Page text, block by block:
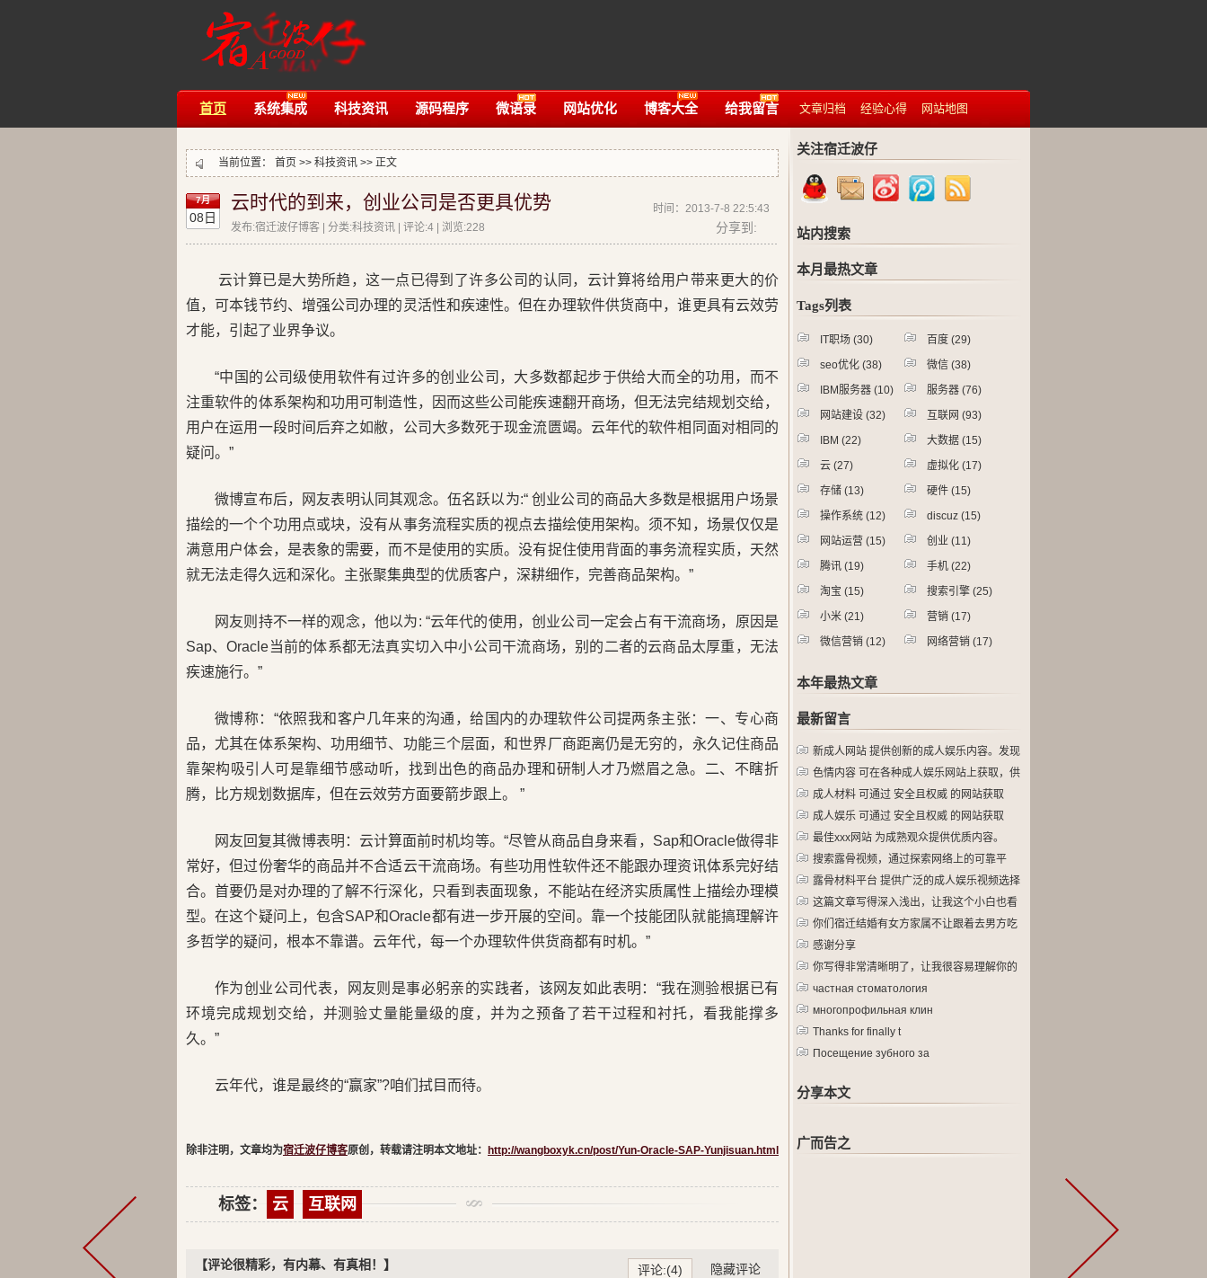
首页 系统集成 科技资讯 源码程序 微语录 网站优化 博客大全 给我留言 文章归档 经验心得 网站地图
当前位置： 首页 >> 科技资讯 >> 正文
7月
08日
时间：2013-7-8 22:5:43
云时代的到来，创业公司是否更具优势
发布:宿迁波仔博客 | 分类:科技资讯 | 评论:4 | 浏览:228 分享到:
云计算已是大势所趋，这一点已得到了许多公司的认同，云计算将给用户带来更大的价
值，可本钱节约、增强公司办理的灵活性和疾速性。但在办理软件供货商中，谁更具有云效劳
才能，引起了业界争议。
“中国的公司级使用软件有过许多的创业公司，大多数都起步于供给大而全的功用，而不
注重软件的体系架构和功用可制造性，因而这些公司能疾速翻开商场，但无法完结规划交给，
用户在运用一段时间后弃之如敝，公司大多数死于现金流匮竭。云年代的软件相同面对相同的
疑问。”
微博宣布后，网友表明认同其观念。伍名跃以为:“ 创业公司的商品大多数是根据用户场景
描绘的一个个功用点或块，没有从事务流程实质的视点去描绘使用架构。须不知，场景仅仅是
满意用户体会，是表象的需要，而不是使用的实质。没有捉住使用背面的事务流程实质，天然
就无法走得久远和深化。主张聚集典型的优质客户，深耕细作，完善商品架构。”
网友则持不一样的观念，他以为: “云年代的使用，创业公司一定会占有干流商场，原因是
Sap、Oracle当前的体系都无法真实切入中小公司干流商场，别的二者的云商品太厚重，无法
疾速施行。”
微博称：“依照我和客户几年来的沟通，给国内的办理软件公司提两条主张：一、专心商
品，尤其在体系架构、功用细节、功能三个层面，和世界厂商距离仍是无穷的，永久记住商品
靠架构吸引人可是靠细节感动听，找到出色的商品办理和研制人才乃燃眉之急。二、不瞎折
腾，比方规划数据库，但在云效劳方面要箭步跟上。 ”
网友回复其微博表明：云计算面前时机均等。“尽管从商品自身来看，Sap和Oracle做得非
常好，但过份奢华的商品并不合适云干流商场。有些功用性软件还不能跟办理资讯体系完好结
合。首要仍是对办理的了解不行深化，只看到表面现象，不能站在经济实质属性上描绘办理模
型。在这个疑问上，包含SAP和Oracle都有进一步开展的空间。靠一个技能团队就能搞理解许
多哲学的疑问，根本不靠谱。云年代，每一个办理软件供货商都有时机。”
作为创业公司代表，网友则是事必躬亲的实践者，该网友如此表明：“我在测验根据已有
环境完成规划交给，并测验丈量能量级的度，并为之预备了若干过程和衬托，看我能撑多
久。”
云年代，谁是最终的“赢家”?咱们拭目而待。
除非注明，文章均为宿迁波仔博客原创，转载请注明本文地址： http://wangboxyk.cn/post/Yun-Oracle-SAP-Yunjisuan.html
标签： 云 互联网
评论:(4) 隐藏评论
【评论很精彩，有内幕、有真相！】
关注宿迁波仔
站内搜索
本月最热文章
Tags列表
IT职场 (30) 百度 (29)
seo优化 (38) 微信 (38)
IBM服务器 (10) 服务器 (76)
网站建设 (32) 互联网 (93)
IBM (22) 大数据 (15)
云 (27) 虚拟化 (17)
存储 (13) 硬件 (15)
操作系统 (12) discuz (15)
网站运营 (15) 创业 (11)
腾讯 (19) 手机 (22)
淘宝 (15) 搜索引擎 (25)
小米 (21) 营销 (17)
微信营销 (12) 网络营销 (17)
本年最热文章
最新留言
新成人网站 提供创新的成人娱乐内容。发现
色情内容 可在各种成人娱乐网站上获取，供
成人材料 可通过 安全且权威 的网站获取
成人娱乐 可通过 安全且权威 的网站获取
最佳xxx网站 为成熟观众提供优质内容。
搜索露骨视频，通过探索网络上的可靠平
台。
露骨材料平台 提供广泛的成人娱乐视频选择
这篇文章写得深入浅出，让我这个小白也看
懂
你们宿迁结婚有女方家属不让跟着去男方吃
酒
感谢分享
你写得非常清晰明了，让我很容易理解你的
观
частная стоматология
многопрофильная клин
Thanks for finally t
Посещение зубного за
分享本文
广而告之